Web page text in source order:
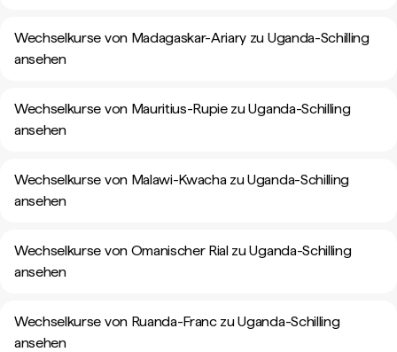
Wechselkurse von Madagaskar-Ariary zu Uganda-Schilling
ansehen
Wechselkurse von Mauritius-Rupie zu Uganda-Schilling
ansehen
Wechselkurse von Malawi-Kwacha zu Uganda-Schilling
ansehen
Wechselkurse von Omanischer Rial zu Uganda-Schilling
ansehen
Wechselkurse von Ruanda-Franc zu Uganda-Schilling
ansehen